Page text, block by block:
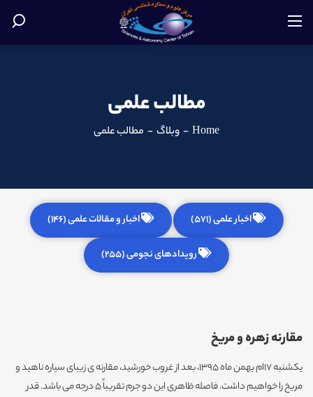
مطالب علمی
Home
- وبلاگ - مطالب علمی
اخبار علمی (571) اخبار و مقالات علمی (146)
رویدادهای نجومی (255)
مقارنه زهره و مریخ
یکشنبه 17ام بهمن ماه 1395، بعد از غروب خورشید، مقارنه ی زیبای سیاره ناهید و
مریخ را خواهیم داشت. فاصله ظاهری این دو جرم تقریباً 5 درجه می باشد. قدر